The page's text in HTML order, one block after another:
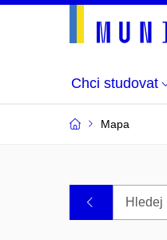
Chci studovat
Mapa
Budovy